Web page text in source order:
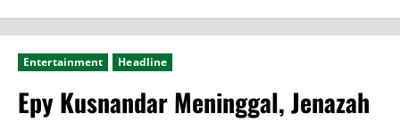
Entertainment Headline
Epy Kusnandar Meninggal, Jenazah